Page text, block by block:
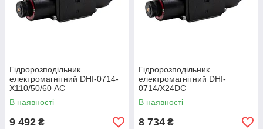
Гідророзподільник
електромагнітний DHI-0714-
Х110/50/60 AC
В наявності
9 492 ₴
Гідророзподільник
електромагнітний DHI-
0714/X24DC
В наявності
8 734 ₴